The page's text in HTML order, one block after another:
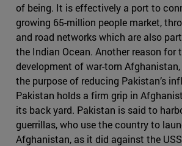
of being. It is effectively a port to
growing 65-million people market,
and road networks which are also
the Indian Ocean. Another reason for
development of war-torn
the purpose of reducing Pakistan’s
Pakistan holds a firm grip in
its back yard. Pakistan is said to
guerrillas, who use the country to
Afghanistan, as it did against the